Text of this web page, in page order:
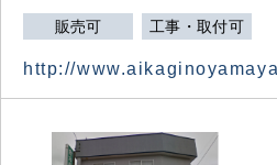
販売可 工事・取付可
http://